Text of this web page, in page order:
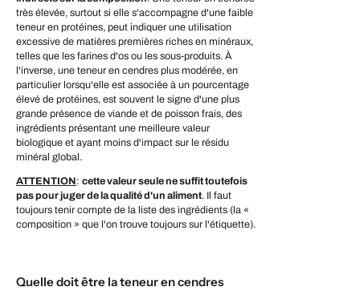
très élevée, surtout si elle s'accompagne d'une faible
teneur en protéines, peut indiquer une utilisation
excessive de matières premières riches en minéraux,
telles que les farines d'os ou les sous-produits. À
l'inverse, une teneur en cendres plus modérée, en
particulier lorsqu'elle est associée à un pourcentage
élevé de protéines, est souvent le signe d'une plus
grande présence de viande et de poisson frais, des
ingrédients présentant une meilleure valeur
biologique et ayant moins d'impact sur le résidu
minéral global.
ATTENTION: cette valeur seule ne suffit toutefois
pas pour juger de la qualité d'un aliment. Il faut
toujours tenir compte de la liste des ingrédients (la «
composition » que l'on trouve toujours sur l'étiquette).
Quelle doit être la teneur en cendres